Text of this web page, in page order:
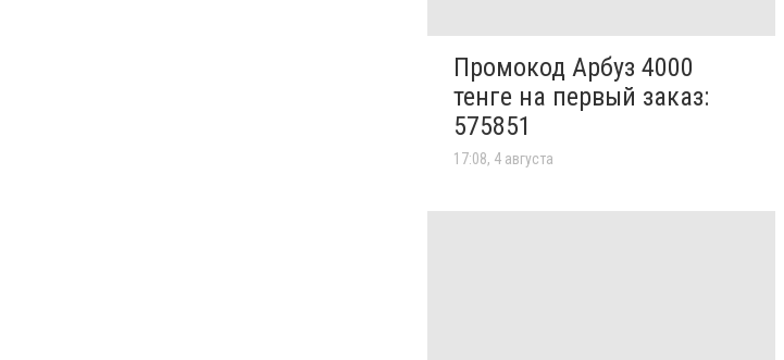
Промокод Арбуз 4000
тенге на первый заказ:
575851
17:08, 4 августа